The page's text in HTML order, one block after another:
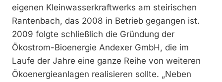
eigenen Kleinwasserkraftwerks am steirischen
Rantenbach, das 2008 in Betrieb gegangen ist.
2009 folgte schließlich die Gründung der
Ökostrom-Bioenergie Andexer GmbH, die im
Laufe der Jahre eine ganze Reihe von weiteren
Ökoenergieanlagen realisieren sollte. „Neben